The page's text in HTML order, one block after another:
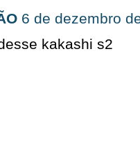
6 de dezembro
kakashi s2